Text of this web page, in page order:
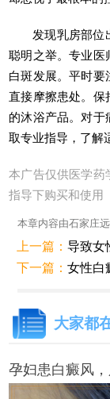
发现乳房部位
聪明之举。专业医
白斑发展。平时要
直接摩擦患处。保
的沐浴产品。对于
取专业指导，了解
本广告仅供医学药
指导下购买和使用
本章内容由石家庄
上一篇：导致女
下一篇：女性白
大家都
孕妇患白癜风